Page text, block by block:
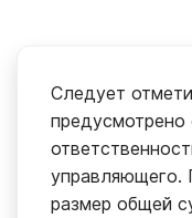
Следует
предусмотрено
управляющего.
размер общей